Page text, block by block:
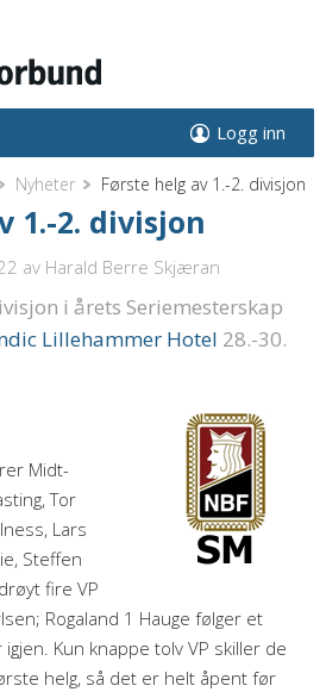
Logg inn
Nyheter Første helg av 1.-2. divisjon
1.-2. divisjon
av Harald Berre Skjæran
i årets Seriemesterskap
Lillehammer Hotel 28.-30.
Midt-
Tor
Lars
Steffen
fire VP
Rogaland 1 Hauge følger et
Kun knappe tolv VP skiller de
helg, så det er helt åpent før